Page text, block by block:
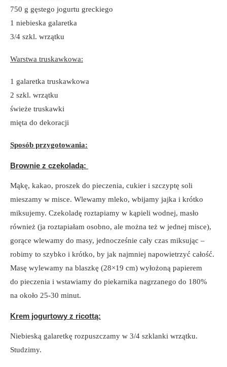
750 g gęstego jogurtu greckiego
1 niebieska galaretka
3/4 szkl. wrzątku
Warstwa truskawkowa:
1 galaretka truskawkowa
2 szkl. wrzątku
świeże truskawki
mięta do dekoracji
Sposób przygotowania:
Brownie z czekoladą:
Mąkę, kakao, proszek do pieczenia, cukier i szczyptę soli
mieszamy w misce. Wlewamy mleko, wbijamy jajka i krótko
miksujemy. Czekoladę roztapiamy w kąpieli wodnej, masło
również (ja roztapiałam osobno, ale można też w jednej misce),
gorące wlewamy do masy, jednocześnie cały czas miksując –
robimy to szybko i krótko, by jak najmniej napowietrzyć całość.
Masę wylewamy na blaszkę (28×19 cm) wyłożoną papierem
do pieczenia i wstawiamy do piekarnika nagrzanego do 180%
na około 25-30 minut.
Krem jogurtowy z ricottą:
Niebieską galaretkę rozpuszczamy w 3/4 szklanki wrzątku.
Studzimy.